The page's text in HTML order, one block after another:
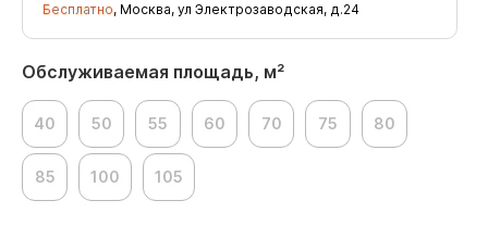
Обслуживаемая площадь, м²
40 50 55 60 70 75 80
85 100 105
Бесплатно, Москва, ул Электрозаводская, д.24